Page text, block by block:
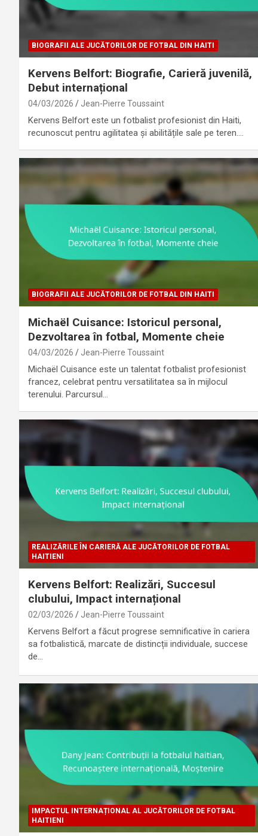
BIOGRAFII ALE JUCĂTORILOR DE FOTBAL DIN HAITI
Kervens Belfort: Biografie, Carieră juvenilă,
Debut internațional
04/03/2026 Jean-Pierre Toussaint
Kervens Belfort este un fotbalist profesionist din Haiti,
recunoscut pentru agilitatea și abilitățile sale pe teren.…
BIOGRAFII ALE JUCĂTORILOR DE FOTBAL DIN HAITI
Michaël Cuisance: Istoricul personal,
Dezvoltarea în fotbal, Momente cheie
04/03/2026 Jean-Pierre Toussaint
Michaël Cuisance este un talentat fotbalist profesionist
francez, celebrat pentru versatilitatea sa în mijlocul
terenului. Parcursul…
REALIZĂRILE ÎN CARIERĂ ALE JUCĂTORILOR DE FOTBAL
HAITIENI
Kervens Belfort: Realizări, Succesul
clubului, Impact internațional
02/03/2026 Jean-Pierre Toussaint
Kervens Belfort a făcut progrese semnificative în cariera
sa fotbalistică, marcate de distincții individuale, succese
de…
IMPACTUL INTERNAȚIONAL AL JUCĂTORILOR DE FOTBAL
HAITIENI